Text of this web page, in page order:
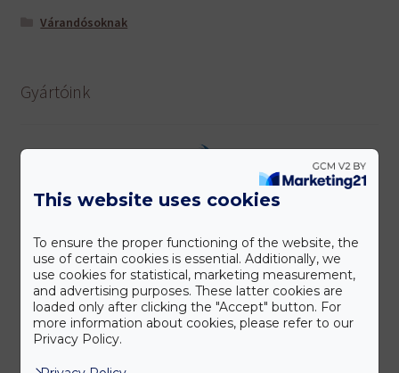
Várandósoknak
Gyártóink
This website uses cookies
To ensure the proper functioning of the website, the
use of certain cookies is essential. Additionally, we
use cookies for statistical, marketing measurement,
and advertising purposes. These latter cookies are
loaded only after clicking the "Accept" button. For
more information about cookies, please refer to our
Privacy Policy.